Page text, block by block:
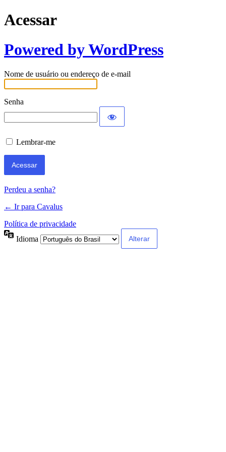
Acessar
Powered by WordPress
Nome de usuário ou endereço de e-mail
Senha
Lembrar-me
Perdeu a senha?
← Ir para Cavalus
Política de privacidade
Idioma